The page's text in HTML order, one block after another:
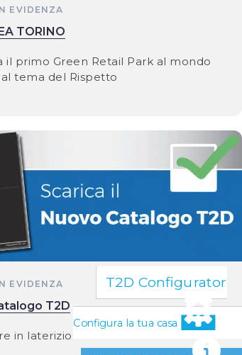
EVIDENZA
TORINO
il primo Green Retail Park al mondo
tema del Rispetto
EVIDENZA
T2D
in laterizio
T2D Configurator
Configura la tua casa